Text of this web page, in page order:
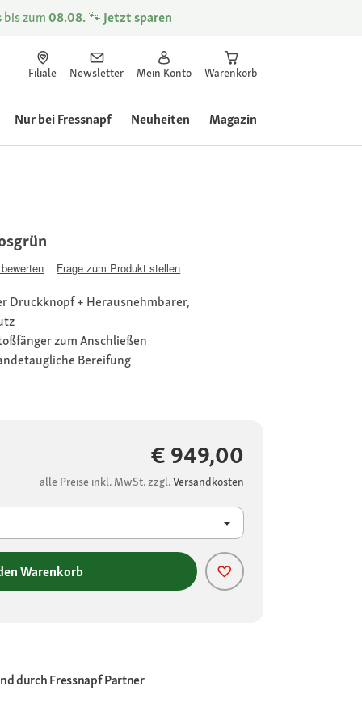
bis zum08.08.🐾 Jetzt sparen
Filiale Newsletter Mein Konto Warenkorb
Nur bei Fressnapf Neuheiten Magazin
Frage zum Produkt stellen
Druckknopf + Herausnehmbarer,
zum Anschließen
Bereifung
€ 949,00
alle Preise inkl. MwSt. zzgl.Versandkosten
Warenkorb
durchFressnapf Partner